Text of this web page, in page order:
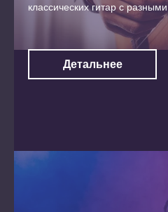
классических гитар с
Детальнее